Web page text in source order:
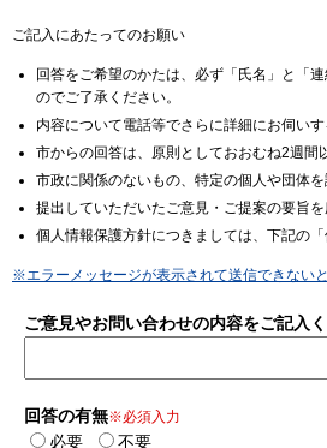
ご記入にあたってのお願い
回答をご希望のかたは、必ず「氏名」と「
のでご了承ください。
内容について電話等でさらに詳細にお伺いす
市からの回答は、原則としておおむね2週間
市政に関係のないもの、特定の個人や団体
提出していただいたご意見・ご提案の要旨
個人情報保護方針につきましては、下記の
※エラーメッセージが表示されて送信できない
ご意見やお問い合わせの内容をご記入
回答の有無※必須入力
必要 不要